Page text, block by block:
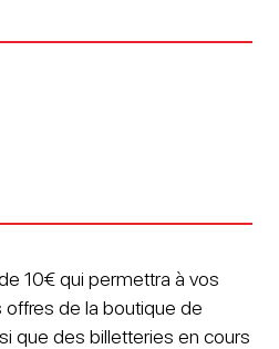
10€ qui permettra à vos
de la boutique de
que des billetteries en cours